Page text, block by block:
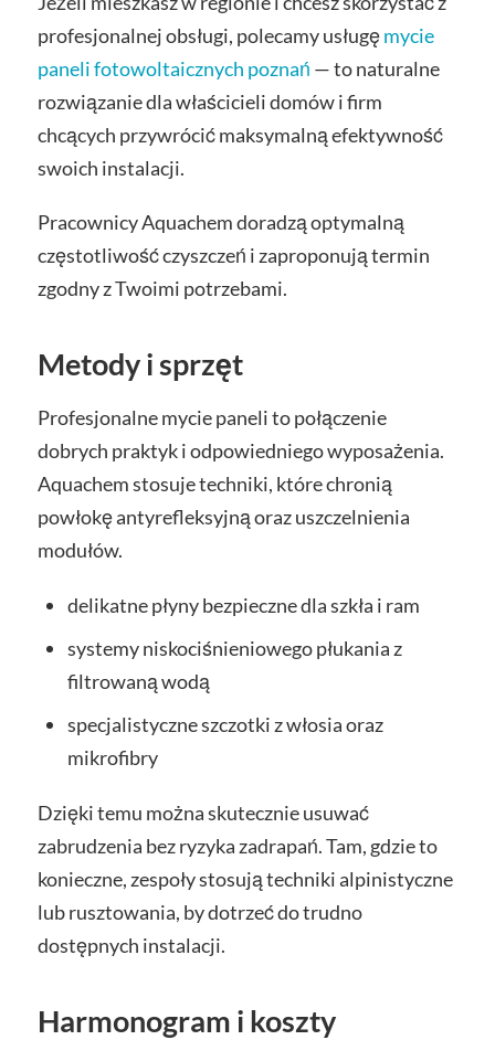
profesjonalnej obsługi, polecamy usługęmycie
paneli fotowoltaicznych poznań — to naturalne
rozwiązanie dla właścicieli domów i firm
chcących przywrócić maksymalną efektywność
swoich instalacji.
Pracownicy Aquachem doradzą optymalną
częstotliwość czyszczeń i zaproponują termin
zgodny z Twoimi potrzebami.
Metody i sprzęt
Profesjonalne mycie paneli to połączenie
dobrych praktyk i odpowiedniego wyposażenia.
Aquachem stosuje techniki, które chronią
powłokę antyrefleksyjną oraz uszczelnienia
modułów.
delikatne płyny bezpieczne dla szkła i ram
systemy niskociśnieniowego płukania z
filtrowaną wodą
specjalistyczne szczotki z włosia oraz
mikrofibry
Dzięki temu można skutecznie usuwać
zabrudzenia bez ryzyka zadrapań. Tam, gdzie to
konieczne, zespoły stosują techniki alpinistyczne
lub rusztowania, by dotrzeć do trudno
dostępnych instalacji.
Harmonogram i koszty